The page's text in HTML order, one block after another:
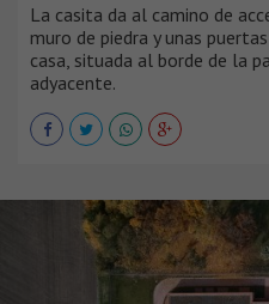
La casita da al camino de
muro de piedra y unas
casa, situada al borde de la
adyacente.